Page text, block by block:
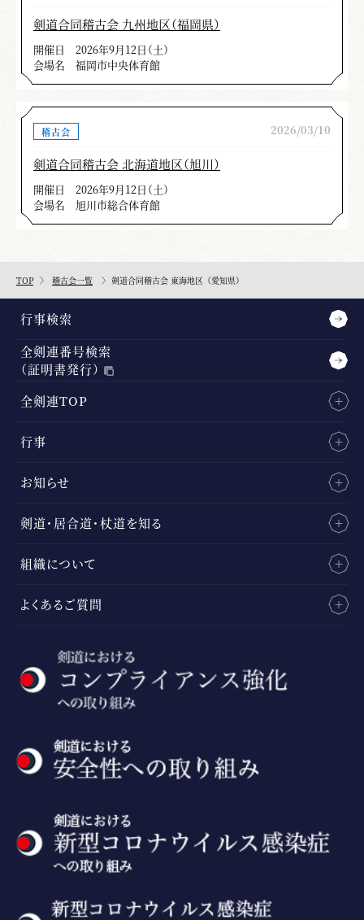
剣道合同稽古会 九州地区（福岡県）
開催日
2026年9月12日（土）
会場名
福岡市中央体育館
稽古会 2026/03/10
剣道合同稽古会 北海道地区（旭川）
開催日
2026年9月12日（土）
会場名
旭川市総合体育館
TOP 稽古会一覧 剣道合同稽古会 東海地区（愛知県）
行事検索
全剣連番号検索
（証明書発行）
全剣連TOP
行事
お知らせ
剣道・居合道・杖道を知る
組織について
よくあるご質問